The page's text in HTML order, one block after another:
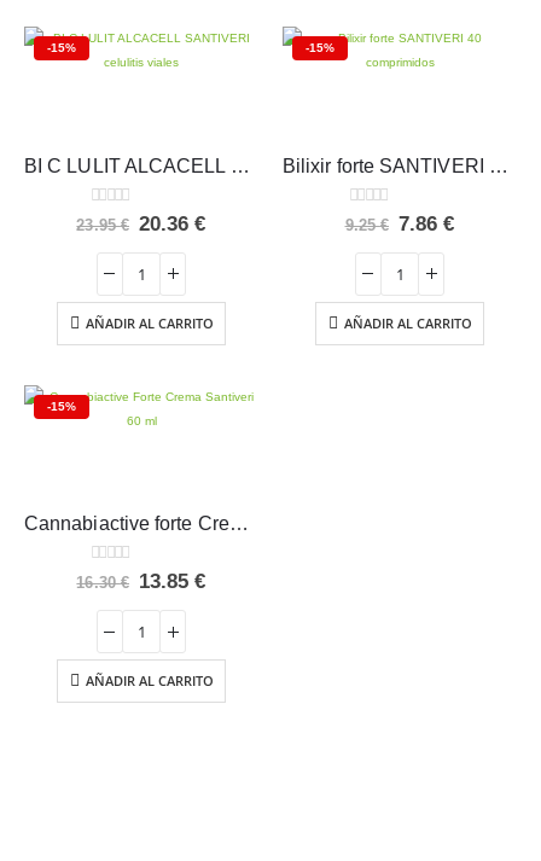
-15%
BI C LULIT ALCACELL SANTIVERI celulitis viales
0 out of 5
23.95€ El
original
era:
23.95 €.
20.36€El
20.36 €.
AÑADIR AL CARRITO
-15%
Bilixir forte SANTIVERI 40 comprimidos
0 out of 5
9.25€ El
original
era:
9.25 €.
7.86€El
7.86 €.
AÑADIR AL CARRITO
-15%
Cannabiactive forte Crema Santiveri 60ml
0 out of 5
16.30€ El
era:
16.30 €.
13.85€El
13.85 €.
AÑADIR AL CARRITO